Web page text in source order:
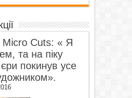
Micro Cuts: « Я
та на піку
покинув усе